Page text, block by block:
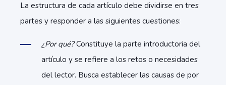
La estructura de cada artículo debe dividirse en tres
partes y responder a las siguientes cuestiones:
¿Por qué?Constituye la parte introductoria del
artículo y se refiere a los retos o necesidades
del lector. Busca establecer las causas de por